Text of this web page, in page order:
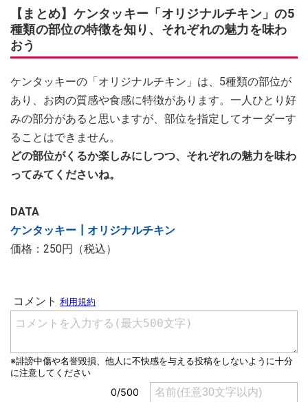
【まとめ】ケンタッキー「オリジナルチキン」の5
種類の部位の特徴を知り、それぞれの魅力を味わ
おう
ケンタッキーの「オリジナルチキン」は、5種類の部位が
あり、お肉の質感や食感に特徴があります。一人ひとり好
みの部分があると思いますが、部位を指定してオーダーす
ることはできません。
どの部位がくるか楽しみにしつつ、それぞれの魅力を味わ
ってみてくださいね。
DATA
ケンタッキー┃オリジナルチキン
価格：250円（税込）